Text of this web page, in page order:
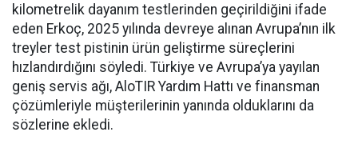
kilometrelik dayanım testlerin­den geçirildiğini ifade
eden Er­koç, 2025 yılında devreye alınan Avrupa’nın ilk
treyler test pisti­nin ürün geliştirme süreçlerini
hızlandırdığını söyledi. Türkiye ve Avrupa’ya yayılan
geniş ser­vis ağı, AloTIR Yardım Hattı ve finansman
çözümleriyle müşte­rilerinin yanında olduklarını da
sözlerine ekledi.